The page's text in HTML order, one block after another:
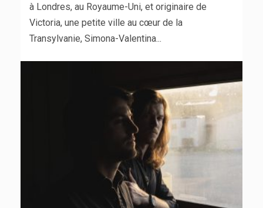
à Londres, au Royaume-Uni, et originaire de
Victoria, une petite ville au cœur de la
Transylvanie, Simona-Valentina...